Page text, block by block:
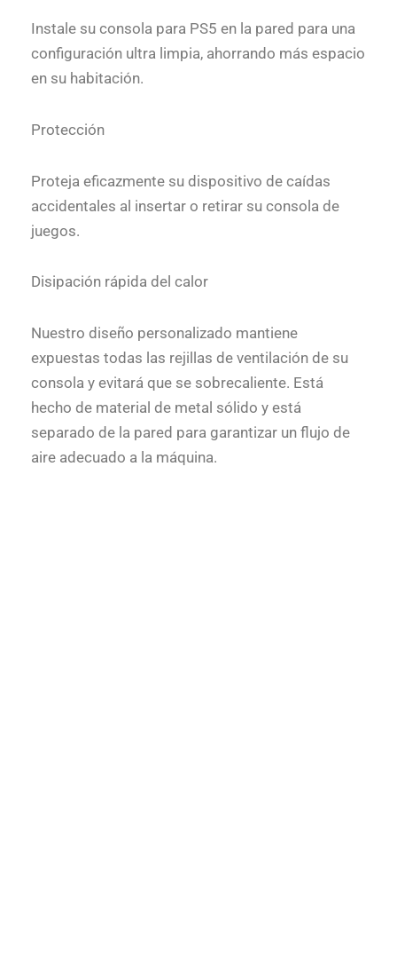
Instale su consola para PS5 en la pared para una
configuración ultra limpia, ahorrando más espacio
en su habitación.
Protección
Proteja eficazmente su dispositivo de caídas
accidentales al insertar o retirar su consola de
juegos.
Disipación rápida del calor
Nuestro diseño personalizado mantiene
expuestas todas las rejillas de ventilación de su
consola y evitará que se sobrecaliente. Está
hecho de material de metal sólido y está
separado de la pared para garantizar un flujo de
aire adecuado a la máquina.